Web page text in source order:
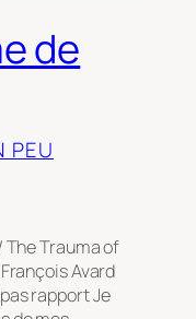
de
PEU
The Trauma of
Avard
rapport Je